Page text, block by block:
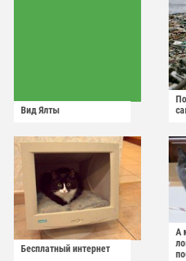
Вид Ялты
Бесплатный интернет
А